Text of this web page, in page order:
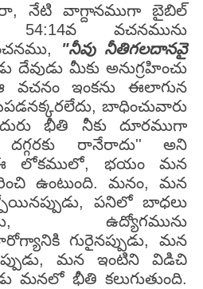
నేటి వాగ్దానముగా బైబిల్
వచనమును
"నీవు నీతిగలదానవై
దేవుడు మీకు అనుగ్రహించు
ఇంకను ఈలాగున
బాధించువారు
భీతి నీకు దూరముగా
రానేరాదు'' అని
ఈ లోకములో, భయం మన
ఉంటుంది. మనం, మన
పనిలో బాధలు
ఉద్యోగమును
గురైనప్పుడు, మన
మన ఇంటిని విడిచి
మనలో భీతి కలుగుతుంది.